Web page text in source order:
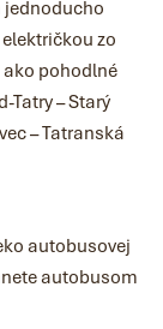
jednoducho
zo
pohodlné
Tatry – Starý
– Tatranská
autobusovej
autobusom